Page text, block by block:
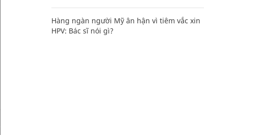
Hàng ngàn người Mỹ ân hận vì tiêm vắc xin
HPV: Bác sĩ nói gì?